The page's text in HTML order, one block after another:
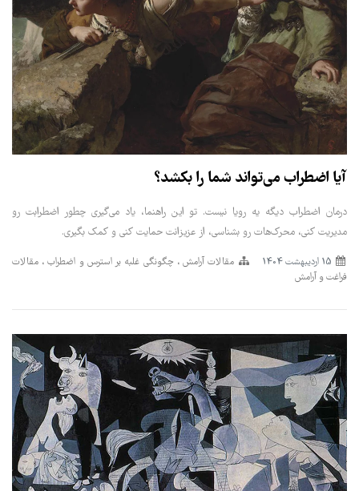
آیا اضطراب می‌تواند شما را بکشد؟
درمان اضطراب دیگه یه رویا نیست. تو این راهنما، یاد می‌گیری چطور اضطرابت رو
مدیریت کنی، محرک‌هات رو بشناسی، از عزیزانت حمایت کنی و کمک بگیری.
مقالات آرامش چگونگی غلبه بر استرس و اضطراب
مقالات
فراغت و آرامش